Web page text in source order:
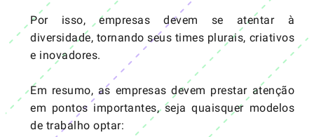
Por isso, empresas devem se atentar à
diversidade, tornando seus times plurais, criativos
e inovadores.
Em resumo, as empresas devem prestar atenção
em pontos importantes, seja quaisquer modelos
de trabalho optar: